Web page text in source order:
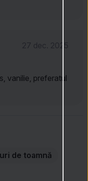
vanilie, preferatul
de toamnă